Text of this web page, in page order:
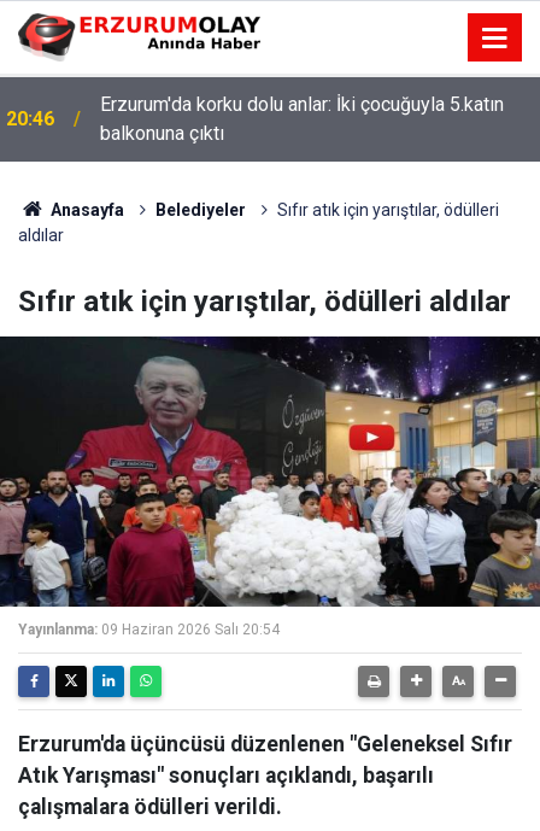
20:46
Erzurum'da korku dolu anlar: İki çocuğuyla 5.katın
balkonuna çıktı
Anasayfa Belediyeler
Sıfır atık için yarıştılar, ödülleri
aldılar
Sıfır atık için yarıştılar, ödülleri aldılar
Yayınlanma: 09 Haziran 2026 Salı 20:54
Erzurum'da üçüncüsü düzenlenen "Geleneksel Sıfır
Atık Yarışması" sonuçları açıklandı, başarılı
çalışmalara ödülleri verildi.